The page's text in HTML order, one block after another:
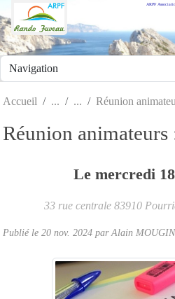
ARPF
Accueil Réunion
Réunion animateurs
Le mercredi 18
33 rue centrale 83910
Publié le 20 nov. 2024 par Alain MOUGIN
Panneau de gestion des cookies